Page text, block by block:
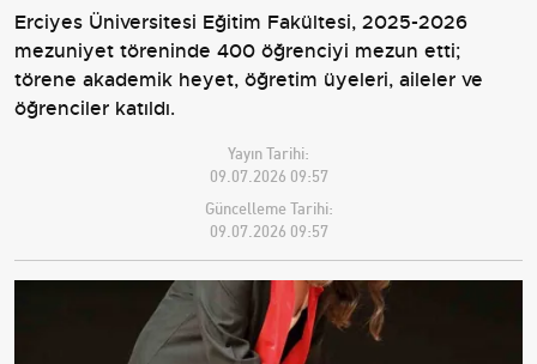
Erciyes Üniversitesi Eğitim Fakültesi, 2025-2026
mezuniyet töreninde 400 öğrenciyi mezun etti;
törene akademik heyet, öğretim üyeleri, aileler ve
öğrenciler katıldı.
Yayın Tarihi:
09.07.2026 09:57
Güncelleme Tarihi:
09.07.2026 09:57